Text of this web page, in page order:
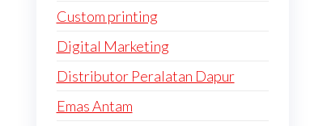
Custom printing
Digital Marketing
Distributor Peralatan Dapur
Emas Antam